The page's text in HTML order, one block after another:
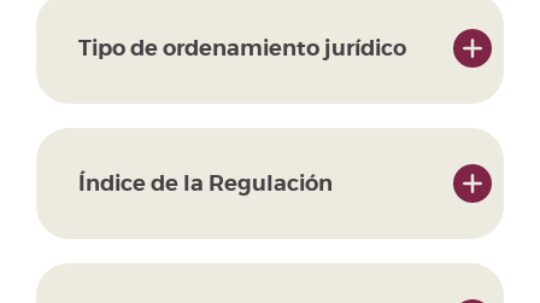
Tipo de ordenamiento jurídico
Índice de la Regulación